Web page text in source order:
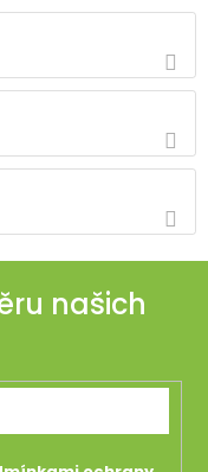
našich